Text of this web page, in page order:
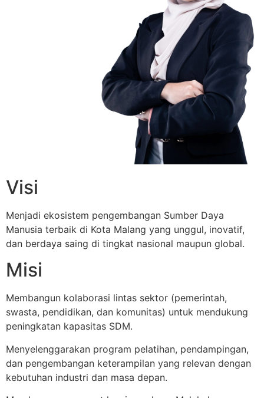
Visi
Menjadi ekosistem pengembangan Sumber Daya
Manusia terbaik di Kota Malang yang unggul, inovatif,
dan berdaya saing di tingkat nasional maupun global.
Misi
Membangun kolaborasi lintas sektor (pemerintah,
swasta, pendidikan, dan komunitas) untuk mendukung
peningkatan kapasitas SDM.
Menyelenggarakan program pelatihan, pendampingan,
dan pengembangan keterampilan yang relevan dengan
kebutuhan industri dan masa depan.